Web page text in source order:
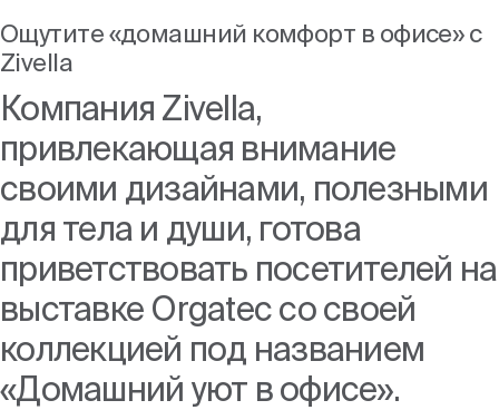
Проекты
Дизайнеры
Информационный Зал
Блоги
Ощутите «домашний комфорт в офисе» с
Zivella
Компания Zivella,
привлекающая внимание
своими дизайнами, полезными
для тела и души, готова
приветствовать посетителей на
выставке Orgatec со своей
коллекцией под названием
«Домашний уют в офисе».